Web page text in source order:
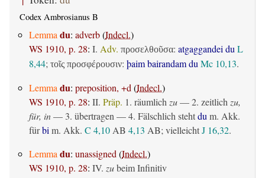
Codex Ambrosianus B
Lemmadu: adverb(Indecl.)
WS 1910, p. 28: I. Adv. προσελθοῦσα: atgaggandei duL
8,44; τοῖς προσφέρουσιν: þaim bairandam duMc 10,13.
Lemmadu: preposition, +d(Indecl.)
WS 1910, p. 28: II. Präp. 1. räumlichzu— 2. zeitlichzu,
für, in— 3. übertragen— 4. Fälschlich stehtdum. Akk.
fürbim. Akk. C 4,10AB 4,13 AB; vielleichtJ 16,32.
Lemmadu: unassigned(Indecl.)
WS 1910, p. 28: IV. zubeim Infinitiv